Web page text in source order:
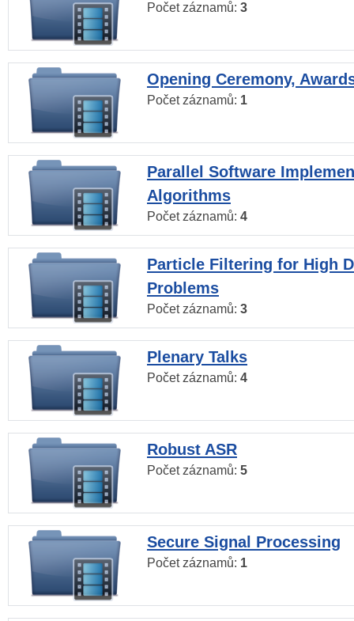
Počet záznamů: 3
Opening Ceremony,
Počet záznamů: 1
Parallel Software
Algorithms
Počet záznamů: 4
Particle Filtering for High
Problems
Počet záznamů: 3
Plenary Talks
Počet záznamů: 4
Robust ASR
Počet záznamů: 5
Secure Signal Processing
Počet záznamů: 1